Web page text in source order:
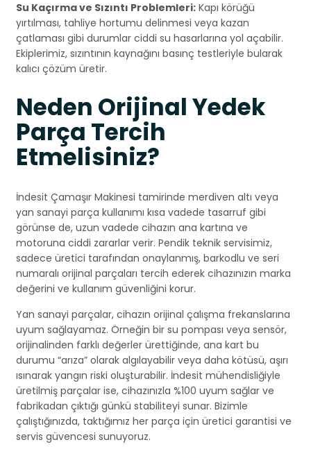
Su Kaçırma ve Sızıntı Problemleri: Kapı körüğü
yırtılması, tahliye hortumu delinmesi veya kazan
çatlaması gibi durumlar ciddi su hasarlarına yol açabilir.
Ekiplerimiz, sızıntının kaynağını basınç testleriyle bularak
kalıcı çözüm üretir.
Neden Orijinal Yedek
Parça Tercih
Etmelisiniz?
İndesit Çamaşır Makinesi tamirinde merdiven altı veya
yan sanayi parça kullanımı kısa vadede tasarruf gibi
görünse de, uzun vadede cihazın ana kartına ve
motoruna ciddi zararlar verir. Pendik teknik servisimiz,
sadece üretici tarafından onaylanmış, barkodlu ve seri
numaralı orijinal parçaları tercih ederek cihazınızın marka
değerini ve kullanım güvenliğini korur.
Yan sanayi parçalar, cihazın orijinal çalışma frekanslarına
uyum sağlayamaz. Örneğin bir su pompası veya sensör,
orijinalinden farklı değerler ürettiğinde, ana kart bu
durumu “arıza” olarak algılayabilir veya daha kötüsü, aşırı
ısınarak yangın riski oluşturabilir. İndesit mühendisliğiyle
üretilmiş parçalar ise, cihazınızla %100 uyum sağlar ve
fabrikadan çıktığı günkü stabiliteyi sunar. Bizimle
çalıştığınızda, taktığımız her parça için üretici garantisi ve
servis güvencesi sunuyoruz.